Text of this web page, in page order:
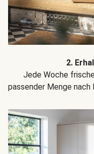
2.
Jede Woche
passender Menge